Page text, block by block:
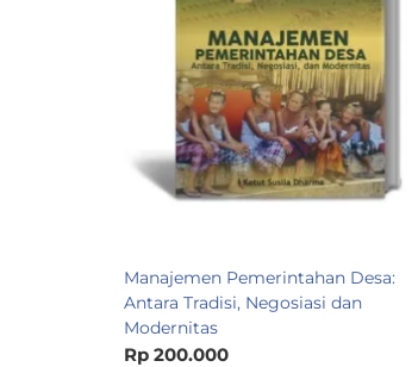
Manajemen Pemerintahan Desa:
Antara Tradisi, Negosiasi dan
Modernitas
Rp 200.000